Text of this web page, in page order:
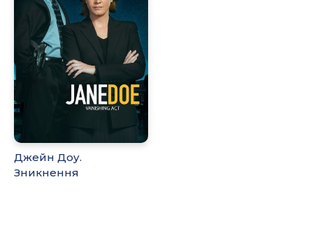
Джейн Доу.
Зникнення